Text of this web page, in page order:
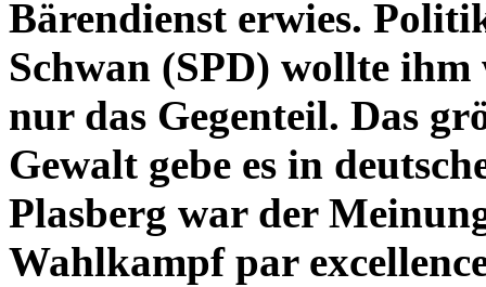
Bärendienst erwies.
Schwan (SPD) wollte
nur das Gegenteil. Das
Gewalt gebe es in
Plasberg war der
Wahlkampf par